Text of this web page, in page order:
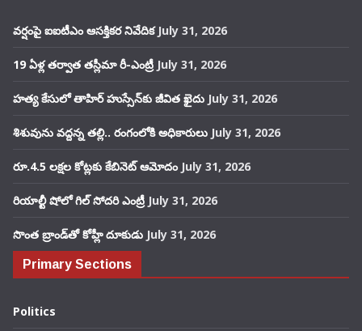
వర్షంపై ఐఐటీఎం ఆసక్తికర నివేదిక July 31, 2026
19 ఏళ్ల తర్వాత తస్లీమా రీ-ఎంట్రీ July 31, 2026
హత్య కేసులో తాహిర్ హుస్సేన్‌కు జీవిత ఖైదు July 31, 2026
శిశువును వద్దన్న తల్లి.. రంగంలోకి అధికారులు July 31, 2026
రూ.4.5 లక్షల కోట్లకు కేబినెట్ ఆమోదం July 31, 2026
రియాల్టీ షోలో గిల్ సోదరి ఎంట్రీ July 31, 2026
సొంత బ్రాండ్‌తో కోహ్లీ దూకుడు July 31, 2026
Primary Sections
Politics